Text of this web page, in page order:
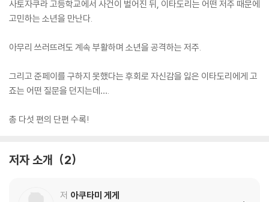
사토자쿠라 고등학교에서 사건이 벌어진 뒤, 이타도리는 어떤 저주 때문에
고민하는 소년을 만난다.
아무리 쓰러뜨려도 계속 부활하며 소년을 공격하는 저주.
그리고 준페이를 구하지 못했다는 후회로 자신감을 잃은 이타도리에게 고
죠는 어떤 질문을 던지는데….
총 다섯 편의 단편 수록!
저자 소개 2
저 아쿠타미 게게